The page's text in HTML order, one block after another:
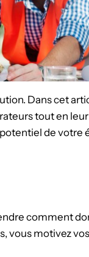
Dans cet
tout en
de votre
comment
vous motivez